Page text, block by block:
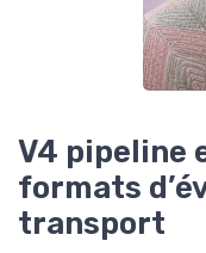
V4 pipeline
formats
transport